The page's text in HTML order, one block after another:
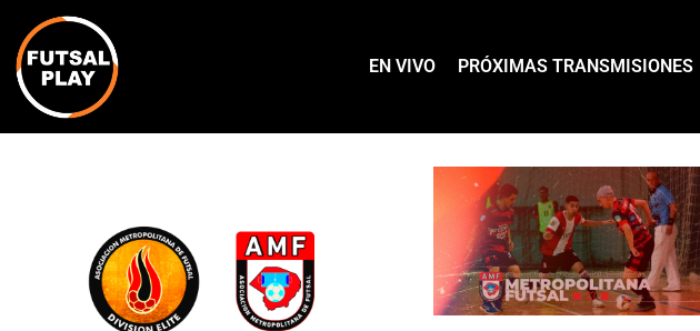
EN VIVO PRÓXIMAS TRANSMISIONES